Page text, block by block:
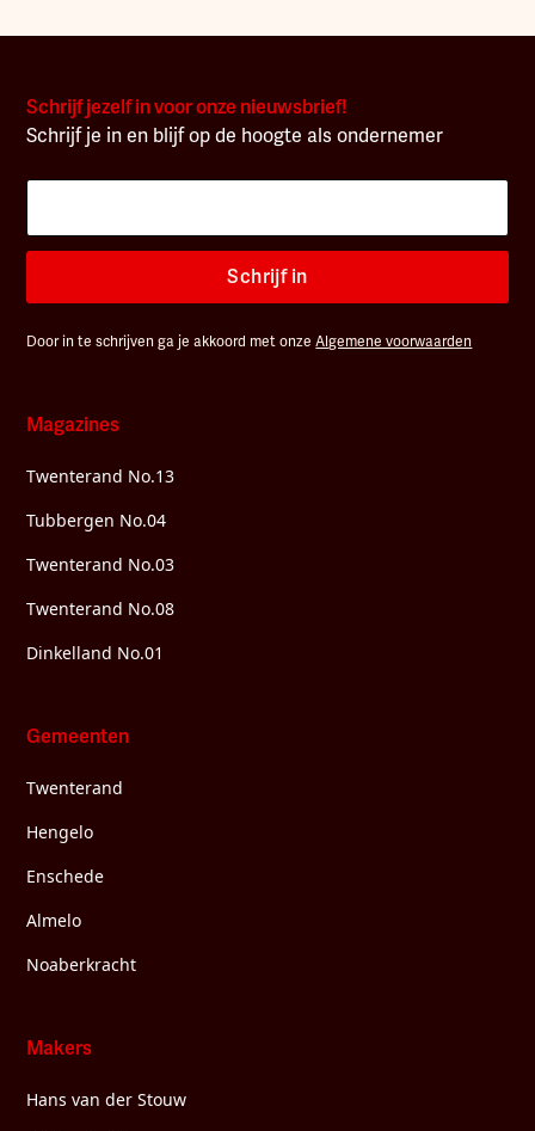
Schrijf jezelf in voor onze nieuwsbrief!
Schrijf je in en blijf op de hoogte als ondernemer
Schrijf in
Door in te schrijven ga je akkoord met onzeAlgemene voorwaarden
Magazines
Twenterand No.13
Tubbergen No.04
Twenterand No.03
Twenterand No.08
Dinkelland No.01
Gemeenten
Twenterand
Hengelo
Enschede
Almelo
Noaberkracht
Makers
Hans van der Stouw